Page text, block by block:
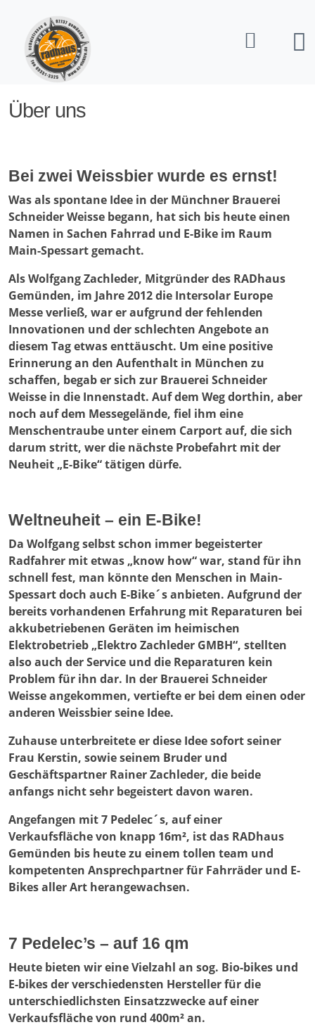
Startseite
Über uns
Bei zwei Weissbier wurde es ernst!
Was als spontane Idee in der Münchner Brauerei
Schneider Weisse begann, hat sich bis heute einen
Namen in Sachen Fahrrad und E-Bike im Raum
Main-Spessart gemacht.
Als Wolfgang Zachleder, Mitgründer des RADhaus
Gemünden, im Jahre 2012 die Intersolar Europe
Messe verließ, war er aufgrund der fehlenden
Innovationen und der schlechten Angebote an
diesem Tag etwas enttäuscht. Um eine positive
Erinnerung an den Aufenthalt in München zu
schaffen, begab er sich zur Brauerei Schneider
Weisse in die Innenstadt. Auf dem Weg dorthin, aber
noch auf dem Messegelände, fiel ihm eine
Menschentraube unter einem Carport auf, die sich
darum stritt, wer die nächste Probefahrt mit der
Neuheit „E-Bike“ tätigen dürfe.
Weltneuheit – ein E-Bike!
Da Wolfgang selbst schon immer begeisterter
Radfahrer mit etwas „know how“ war, stand für ihn
schnell fest, man könnte den Menschen in Main-
Spessart doch auch E-Bike´s anbieten. Aufgrund der
bereits vorhandenen Erfahrung mit Reparaturen bei
akkubetriebenen Geräten im heimischen
Elektrobetrieb „Elektro Zachleder GMBH“, stellten
also auch der Service und die Reparaturen kein
Problem für ihn dar. In der Brauerei Schneider
Weisse angekommen, vertiefte er bei dem einen oder
anderen Weissbier seine Idee.
Zuhause unterbreitete er diese Idee sofort seiner
Frau Kerstin, sowie seinem Bruder und
Geschäftspartner Rainer Zachleder, die beide
anfangs nicht sehr begeistert davon waren.
Angefangen mit 7 Pedelec´s, auf einer
Verkaufsfläche von knapp 16m², ist das RADhaus
Gemünden bis heute zu einem tollen team und
kompetenten Ansprechpartner für Fahrräder und E-
Bikes aller Art herangewachsen.
7 Pedelec’s – auf 16 qm
Heute bieten wir eine Vielzahl an sog. Bio-bikes und
E-bikes der verschiedensten Hersteller für die
unterschiedlichsten Einsatzzwecke auf einer
Verkaufsfläche von rund 400m² an.